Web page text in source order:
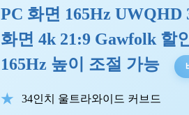
PC 화면 165Hz UWQHD
화면 4k 21:9 Gawfolk 할
165Hz 높이 조절 가능
34인치 울트라와이드 커브드